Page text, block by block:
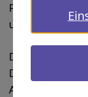
Programm mit
und
Die Themen
Darm-Hirn-